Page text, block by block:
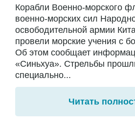
Корабли Военно-морского
военно-морских сил
освободительной армии
провели морские учения с
Об этом сообщает
«Синьхуа». Стрельбы
специально...
Читать